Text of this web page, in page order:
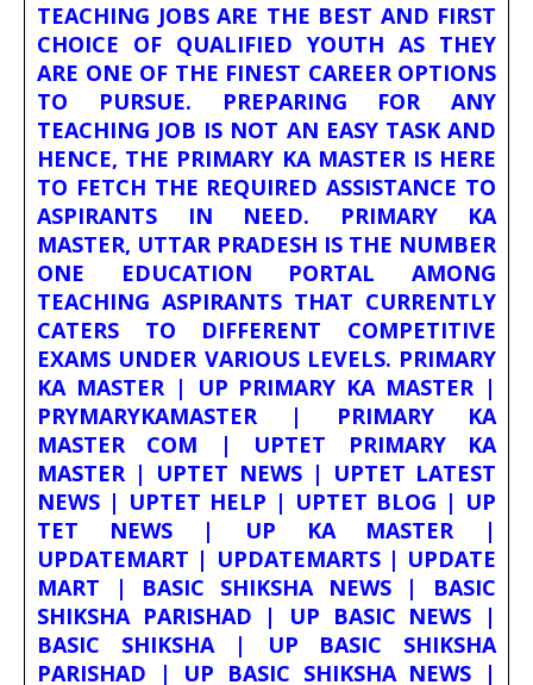
TEACHING JOBS ARE THE BEST AND FIRST
CHOICE OF QUALIFIED YOUTH AS THEY
ARE ONE OF THE FINEST CAREER OPTIONS
TO PURSUE. PREPARING FOR ANY
TEACHING JOB IS NOT AN EASY TASK AND
HENCE, THE PRIMARY KA MASTER IS HERE
TO FETCH THE REQUIRED ASSISTANCE TO
ASPIRANTS IN NEED. PRIMARY KA
MASTER, UTTAR PRADESH IS THE NUMBER
ONE EDUCATION PORTAL AMONG
TEACHING ASPIRANTS THAT CURRENTLY
CATERS TO DIFFERENT COMPETITIVE
EXAMS UNDER VARIOUS LEVELS. PRIMARY
KA MASTER | UP PRIMARY KA MASTER |
PRYMARYKAMASTER | PRIMARY KA
MASTER COM | UPTET PRIMARY KA
MASTER | UPTET NEWS | UPTET LATEST
NEWS | UPTET HELP | UPTET BLOG | UP
TET NEWS | UP KA MASTER |
UPDATEMART | UPDATEMARTS | UPDATE
MART | BASIC SHIKSHA NEWS | BASIC
SHIKSHA PARISHAD | UP BASIC NEWS |
BASIC SHIKSHA | UP BASIC SHIKSHA
PARISHAD | UP BASIC SHIKSHA NEWS |